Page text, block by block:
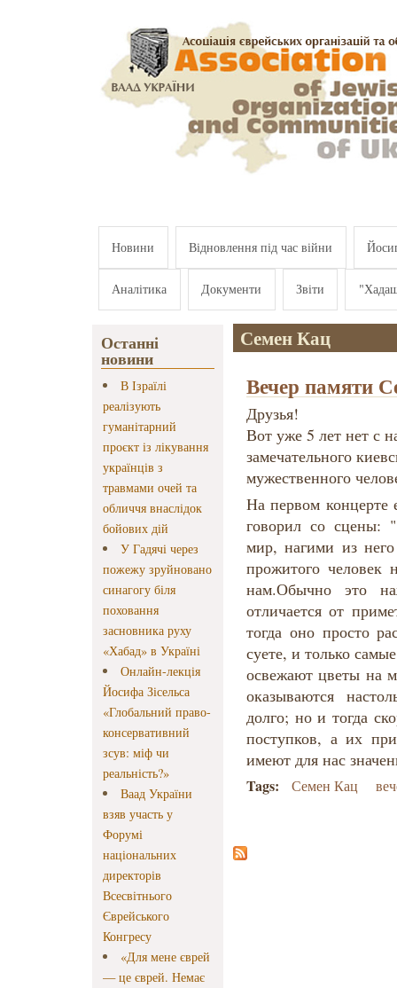
Новини Відновлення під час війни
Аналітика Документи Звіти
Останні
новини
В Ізраїлі
реалізують
гуманітарний
проєкт із лікування
українців з
травмами очей та
обличчя внаслідок
бойових дій
У Гадячі через
пожежу зруйновано
синагогу біля
поховання
засновника руху
«Хабад» в Україні
Онлайн-лекція
Йосифа Зісельса
«Глобальний право-
консервативний
зсув: міф чи
реальність?»
Ваад України
взяв участь у
Форумі
національних
директорів
Всесвітнього
Єврейського
Конгресу
«Для мене єврей
— це єврей. Немає
Семен Кац
Вечер памяти
Друзья!
Вот уже 5 лет нет с
замечательного
мужественного
На первом концерте
говорил со
мир, нагими из
прожитого человек
нам.Обычно это
отличается от
тогда оно просто
суете, и только
освежают цветы на
оказываются
долго; но и тогда
поступков, а их
имеют для нас
Tags: Семен Кац